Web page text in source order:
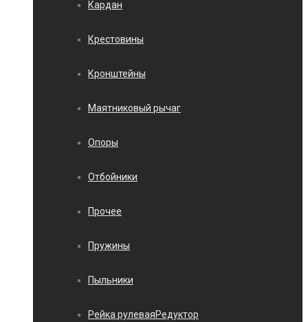
Кардан
Крестовины
Кронштейны
Маятниковый рычаг
Опоры
Отбойники
Прочее
Пружины
Пыльники
Рейка рулеваяРедуктор